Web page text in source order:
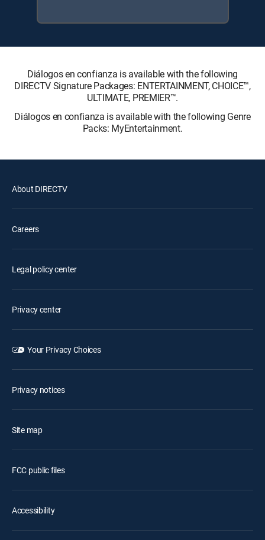
Diálogos en confianza is available with the following
DIRECTV Signature Packages: ENTERTAINMENT, CHOICE™,
ULTIMATE, PREMIER™.
Diálogos en confianza is available with the following Genre
Packs: MyEntertainment.
About DIRECTV
Careers
Legal policy center
Privacy center
Your Privacy Choices
Privacy notices
Site map
FCC public files
Accessibility